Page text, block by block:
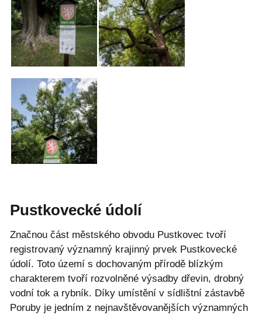
Pustkovecké údolí
Značnou část městského obvodu Pustkovec tvoří
registrovaný významný krajinný prvek Pustkovecké
údolí. Toto území s dochovaným přírodě blízkým
charakterem tvoří rozvolněné výsadby dřevin, drobný
vodní tok a rybník. Díky umístění v sídlištní zástavbě
Poruby je jedním z nejnavštěvovanějších významných